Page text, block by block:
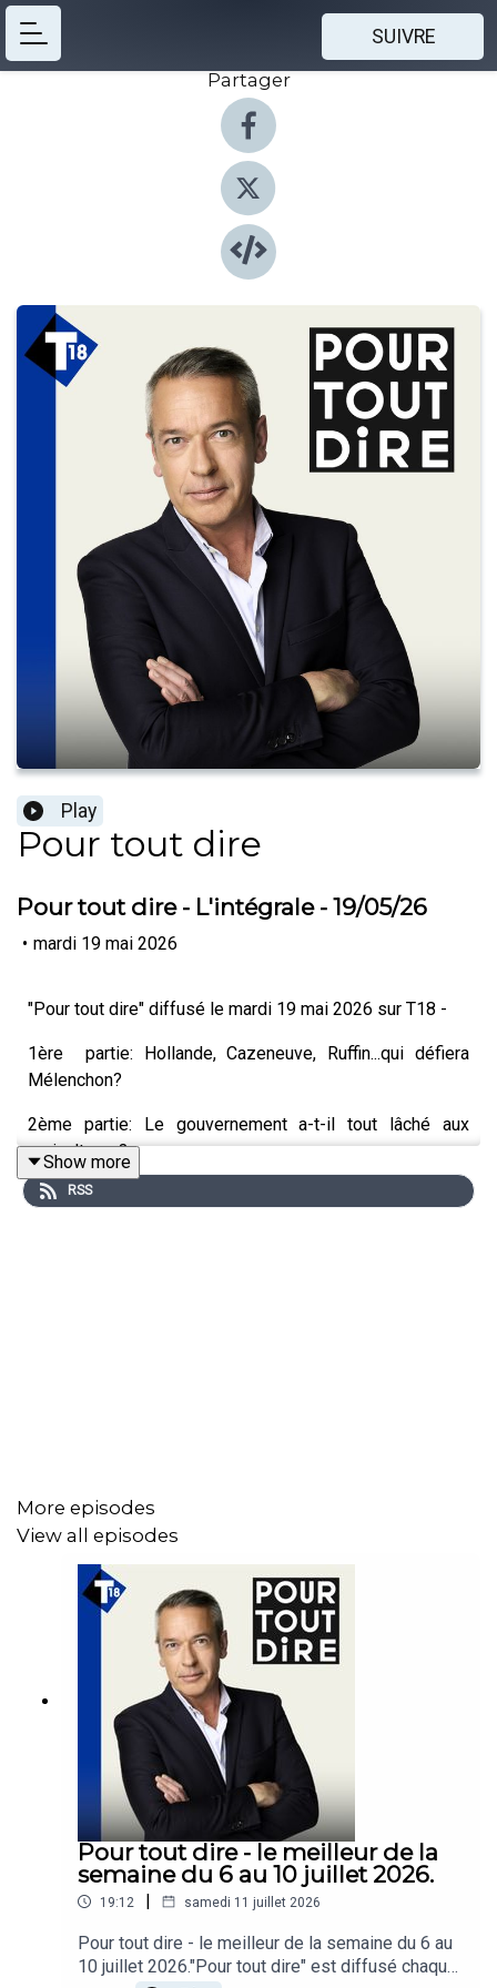
SUIVRE
Partager
Play
Pour tout dire
Pour tout dire - L'intégrale - 19/05/26
• mardi 19 mai 2026
"Pour tout dire" diffusé le mardi 19 mai 2026 sur T18 -
1ère partie: Hollande, Cazeneuve, Ruffin...qui défiera
Mélenchon?
2ème partie: Le gouvernement a-t-il tout lâché aux
agriculteurs?
3ème partie: Le cinéma français doit-il avoir peur de
● Hadrien MATHOUX,
Marianne
Noël MAMERE,ancien député EELV
Emmanuel RIVIERE,politologue
Florianne FINET,journaliste spécialiste des questions
agricoles pour le média Contexte
Thomas PARIS,
professeur associé à HEC School of
management et directeur scientifique du Master MAC
(Média, art & création), chercheur au CNRS et auteur de
« Economie du cinéma » aux éditions La Découverte.
"Pour Tout dire" est une émission présentée par
du lundi au vendredi sur la chaîne T18.
Show more
RSS
More episodes
View all episodes
Pour tout dire - le meilleur de la
semaine du 6 au 10 juillet 2026.
19:12 | samedi 11 juillet 2026
Pour tout dire - le meilleur de la semaine du 6 au
10 juillet 2026."Pour tout dire" est diffusé chaque